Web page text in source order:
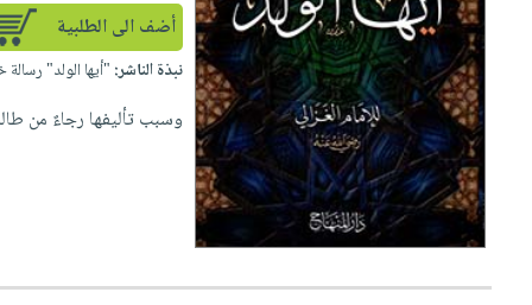
أضف الى الطلبية
نبذة الناشر: "أيها الولد"
وسبب تأليفها رجاءٌ من